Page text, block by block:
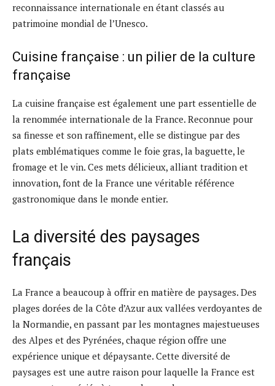
reconnaissance internationale en étant classés au
patrimoine mondial de l’Unesco.
Cuisine française : un pilier de la culture
française
La cuisine française est également une part essentielle de
la renommée internationale de la France. Reconnue pour
sa finesse et son raffinement, elle se distingue par des
plats emblématiques comme le foie gras, la baguette, le
fromage et le vin. Ces mets délicieux, alliant tradition et
innovation, font de la France une véritable référence
gastronomique dans le monde entier.
La diversité des paysages
français
La France a beaucoup à offrir en matière de paysages. Des
plages dorées de la Côte d’Azur aux vallées verdoyantes de
la Normandie, en passant par les montagnes majestueuses
des Alpes et des Pyrénées, chaque région offre une
expérience unique et dépaysante. Cette diversité de
paysages est une autre raison pour laquelle la France est